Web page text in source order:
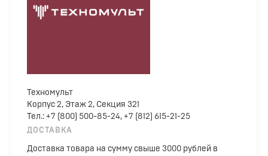
Техномульт
Корпус 2, Этаж 2, Секция 321
Тел.: +7 (800) 500-85-24, +7 (812) 615-21-25
ДОСТАВКА
Доставка товара на сумму свыше 3000 рублей в